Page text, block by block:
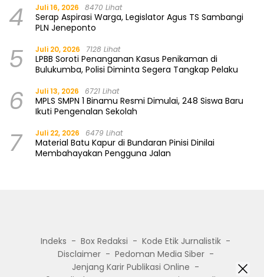
4 Juli 16, 2026 8470 Lihat
Serap Aspirasi Warga, Legislator Agus TS Sambangi
PLN Jeneponto
5 Juli 20, 2026 7128 Lihat
LPBB Soroti Penanganan Kasus Penikaman di
Bulukumba, Polisi Diminta Segera Tangkap Pelaku
6 Juli 13, 2026 6721 Lihat
MPLS SMPN 1 Binamu Resmi Dimulai, 248 Siswa Baru
Ikuti Pengenalan Sekolah
7 Juli 22, 2026 6479 Lihat
Material Batu Kapur di Bundaran Pinisi Dinilai
Membahayakan Pengguna Jalan
Indeks Box Redaksi
Kode Etik Jurnalistik
Disclaimer
Pedoman Media Siber
Jenjang Karir Publikasi Online